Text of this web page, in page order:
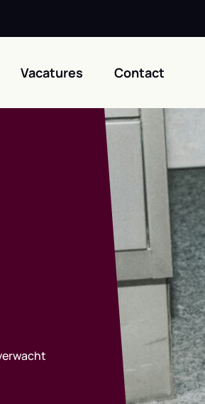
Vacatures Contact